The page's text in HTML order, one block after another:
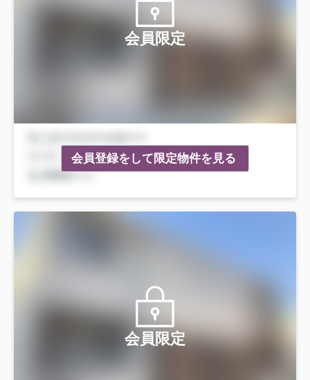
会員限定
会員登録をして限定物件を見る
会員限定